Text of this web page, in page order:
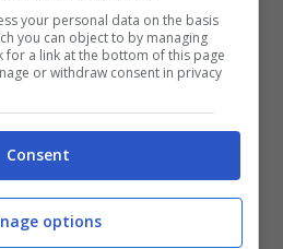
Instagram (screenshot)
personale di
vedere dallo
qui sopra, lei ha
your personal data on the basis
you can object to by managing
a link at the bottom of this page
or withdraw consent in privacy
Consent
options